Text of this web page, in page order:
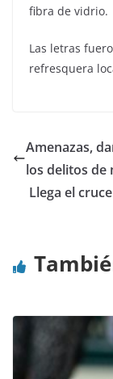
fibra de vidrio.
Las letras
refresquera
Amenazas,
los delitos de
Llega el